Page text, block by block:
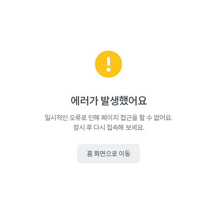
에러가 발생했어요
일시적인 오류로 인해 페이지 접근을 할 수 없어요.
잠시 후 다시 접속해 보세요.
홈 화면으로 이동